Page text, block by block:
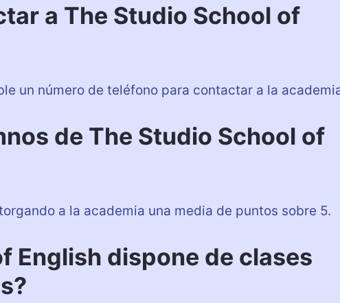
a The Studio School of
un número de teléfono para contactar a la
de The Studio School of
a la academia una media de puntos sobre 5.
English dispone de clases